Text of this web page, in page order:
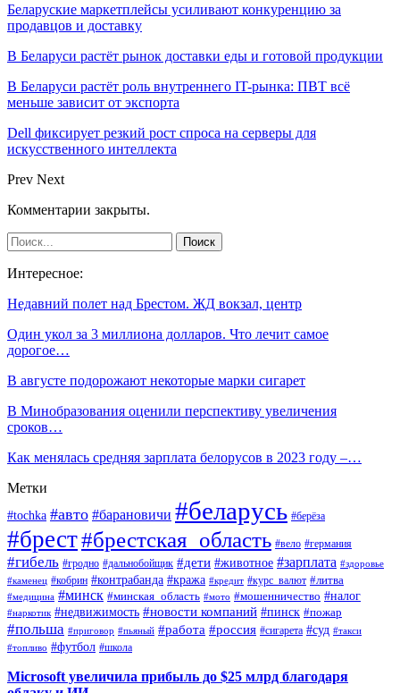
Беларуские маркетплейсы усиливают конкуренцию за
продавцов и доставку
В Беларуси растёт рынок доставки еды и готовой продукции
В Беларуси растёт роль внутреннего IT-рынка: ПВТ всё
меньше зависит от экспорта
Dell фиксирует резкий рост спроса на серверы для
искусственного интеллекта
Prev Next
Комментарии закрыты.
Интересное:
Недавний полет над Брестом. ЖД вокзал, центр
Один укол за 3 миллиона долларов. Что лечит самое
дорогое…
В августе подорожают некоторые марки сигарет
В Минобразования оценили перспективу увеличения
сроков…
Как менялась средняя зарплата белорусов в 2023 году –…
Метки
#tochka #авто #барановичи #беларусь #берёза
#брест#брестская_область #вело #германия
#гибель #гродно #дальнобойщик #дети #животное #зарплата #здоровье
#каменец #кобрин #контрабанда #кража #кредит #курс_валют #литва
#медицина #минск #минская_область #мото #мошенничество #налог
#наркотик #недвижимость #новости компаний #пинск #пожар
#польша #приговор #пьяный #работа #россия #сигарета #суд #такси
#топливо #футбол #школа
Microsoft увеличила прибыль до $25 млрд благодаря